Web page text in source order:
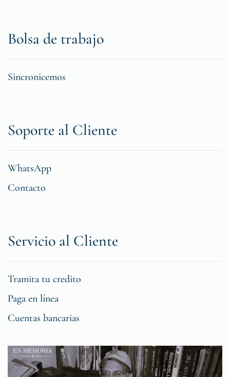
Bolsa de trabajo
Sincronicemos
Soporte al Cliente
WhatsApp
Contacto
Servicio al Cliente
Tramita tu credito
Paga en línea
Cuentas bancarias